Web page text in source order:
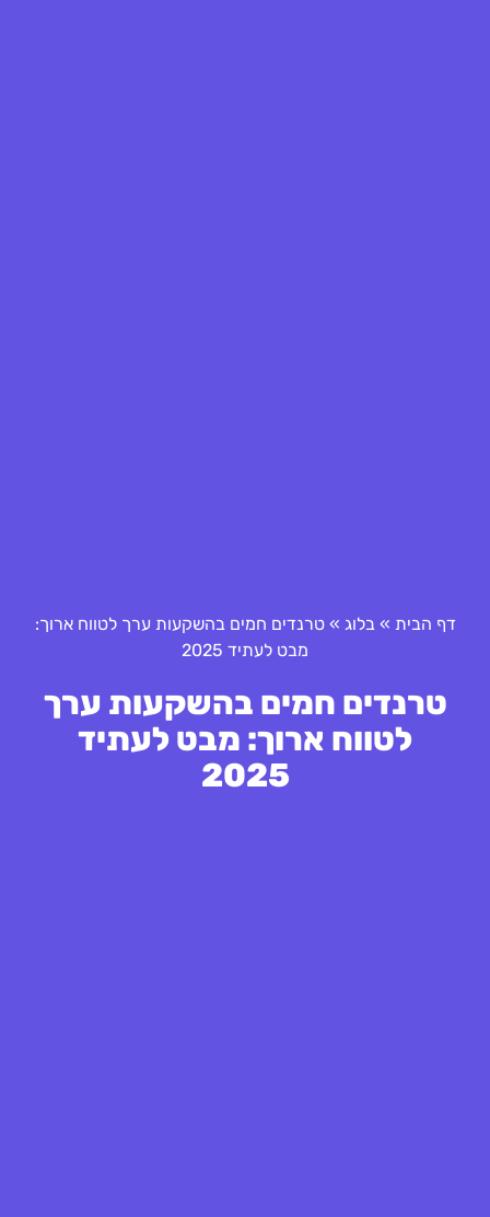
דף הבית » בלוג »טרנדים חמים בהשקעות ערך לטווח ארוך:
מבט לעתיד 2025
טרנדים חמים בהשקעות ערך
לטווח ארוך: מבט לעתיד
2025